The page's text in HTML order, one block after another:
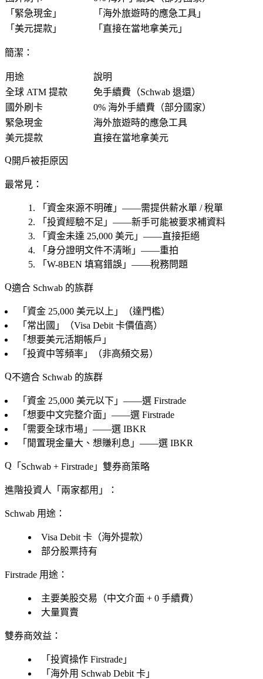
「緊急現金」
「海外旅遊時的應急工具」
「美元提款」
「直接在當地拿美元」
簡潔：
用途
說明
全球 ATM 提款
免手續費（Schwab 退還）
國外刷卡
0% 海外手續費（部分國家）
緊急現金
海外旅遊時的應急工具
美元提款
直接在當地拿美元
開戶被拒原因
最常見：
「資金來源不明確」——需提供薪水單 / 稅單
「投資經驗不足」——新手可能被要求補資料
「資金未達 25,000 美元」——直接拒絕
「身分證明文件不清晰」——重拍
「W-8BEN 填寫錯誤」——稅務問題
適合 Schwab 的族群
「資金 25,000 美元以上」（達門檻）
「常出國」（Visa Debit 卡價值高）
「想要美元活期帳戶」
「投資中等頻率」（非高頻交易）
不適合 Schwab 的族群
「資金 25,000 美元以下」——選 Firstrade
「想要中文完整介面」——選 Firstrade
「需要全球市場」——選 IBKR
「閒置現金量大、想賺利息」——選 IBKR
「Schwab + Firstrade」雙券商策略
進階投資人「兩家都用」：
Schwab 用途 ：
Visa Debit 卡（海外提款）
部分股票持有
Firstrade 用途 ：
主要美股交易（中文介面 + 0 手續費）
大量買賣
雙券商效益 ：
「投資操作 Firstrade」
「海外用 Schwab Debit 卡」